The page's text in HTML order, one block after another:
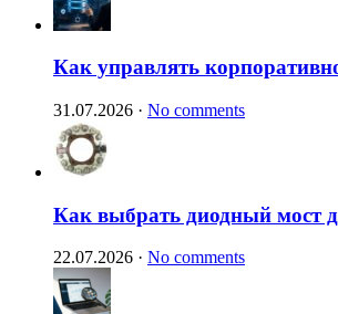
Как управлять
31.07.2026 · No comments
Как выбрать диодный мост
22.07.2026 · No comments